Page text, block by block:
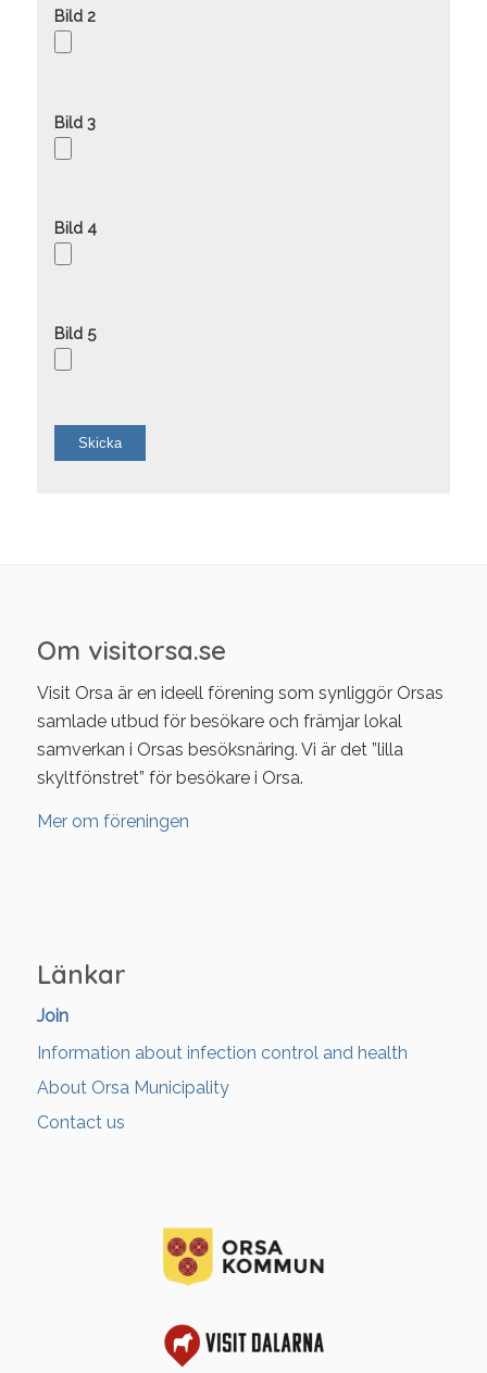
Bild 2
Bild 3
Bild 4
Bild 5
Om visitorsa.se
Visit Orsa är en ideell förening som synliggör Orsas
samlade utbud för besökare och främjar lokal
samverkan i Orsas besöksnäring. Vi är det ”lilla
skyltfönstret” för besökare i Orsa.
Mer om föreningen
Länkar
Join
Information about infection control and health
About Orsa Municipality
Contact us